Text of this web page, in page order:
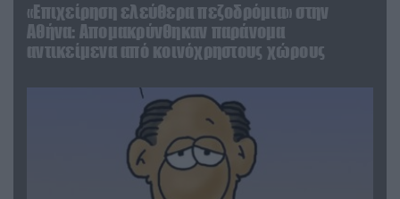
«Επιχείρηση ελεύθερα πεζοδρόμια» στην
Αθήνα: Απομακρύνθηκαν παράνομα
αντικείμενα από κοινόχρηστους χώρους